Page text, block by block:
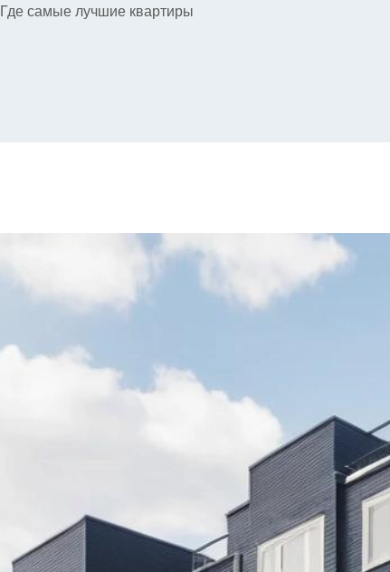
Где самые лучшие квартиры